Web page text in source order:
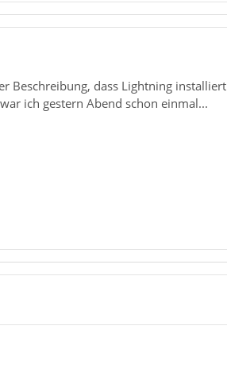
Beschreibung, dass Lightning
ich gestern Abend schon einmal...